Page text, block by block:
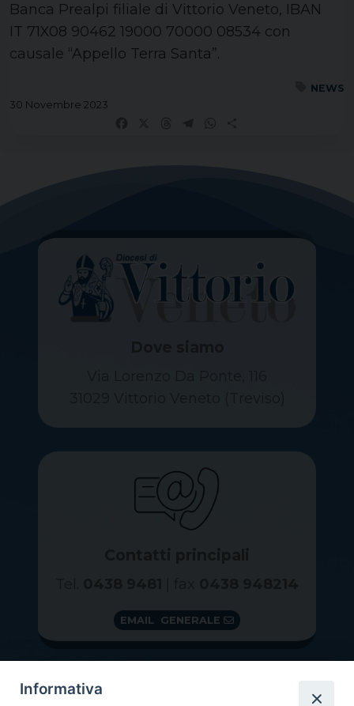
Banca Prealpi filiale di Vittorio Veneto, IBAN
IT 71X08 90462 19000 70000 08534 con
causale “Appello Terra Santa”.
NEWS
30 Novembre 2023
EMAIL GENERALE
Informativa